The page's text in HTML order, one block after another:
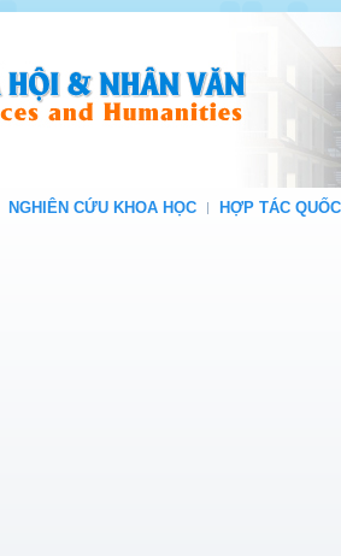
NGHIÊN CỨU KHOA HỌC HỢP TÁC